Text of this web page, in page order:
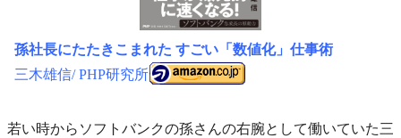
孫社長にたたきこまれた すごい「数値化」仕事術
三木雄信 PHP研究所
若い時からソフトバンクの孫さんの右腕として働いていた三